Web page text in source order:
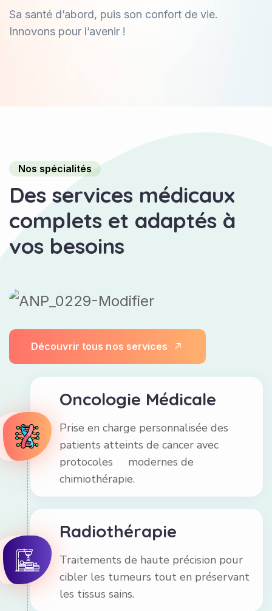
Sa santé d’abord, puis son confort de vie.
Innovons pour l’avenir !
Nos spécialités
Des services médicaux
complets et adaptés à
vos besoins
Découvrir tous nos services
Oncologie Médicale
Prise en charge personnalisée des
patients atteints de cancer avec
protocoles modernes de
chimiothérapie.
Radiothérapie
Traitements de haute précision pour
cibler les tumeurs tout en préservant
les tissus sains.